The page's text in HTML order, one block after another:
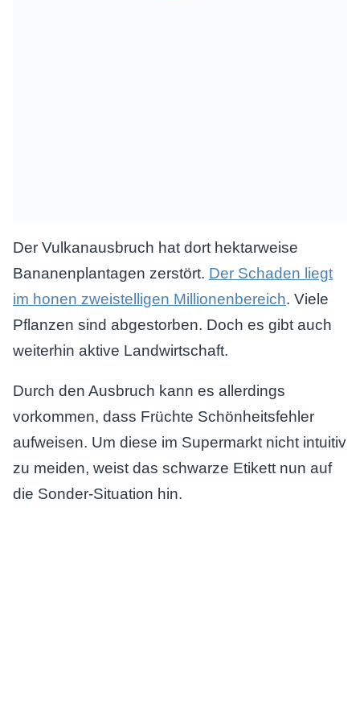
Der Vulkanausbruch hat dort hektarweise
Bananenplantagen zerstört. Der Schaden liegt
im honen zweistelligen Millionenbereich. Viele
Pflanzen sind abgestorben. Doch es gibt auch
weiterhin aktive Landwirtschaft.
Durch den Ausbruch kann es allerdings
vorkommen, dass Früchte Schönheitsfehler
aufweisen. Um diese im Supermarkt nicht intuitiv
zu meiden, weist das schwarze Etikett nun auf
die Sonder-Situation hin.